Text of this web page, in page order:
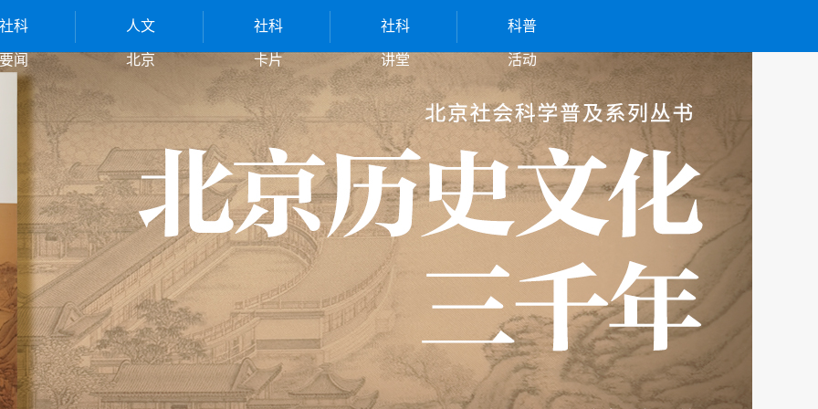
科
闻
人文
北京
社科
卡片
社科
讲堂
科普
活动